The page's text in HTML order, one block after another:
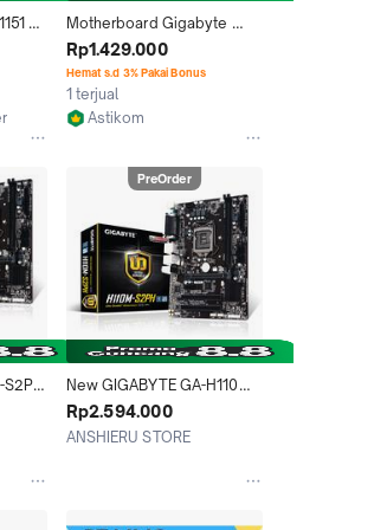
Motherboard Gigabyte
H110M-M.2 DDR4 LGA 1151
Rp1.429.000
Hemat s.d 3% Pakai Bonus
1 terjual
Astikom
S2PH
PreOrder
New GIGABYTE GA-H110M-
S2PH DDR4 Motherboard
H110 LGA 1151 i3 i5 i7 DDR4
Rp2.594.000
ANSHIERU STORE